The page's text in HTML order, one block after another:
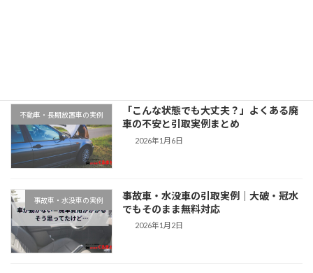
不動車・長期放置車の実例
「こんな状態でも大丈夫？」よくある廃
車の不安と引取実例まとめ
2026年1月6日
事故車・水没車の実例
事故車・水没車の引取実例｜大破・冠水
でもそのまま無料対応
2026年1月2日